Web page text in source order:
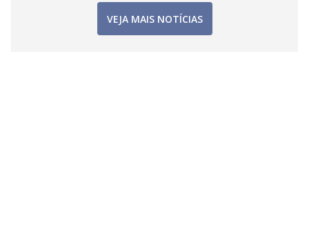
VEJA MAIS NOTÍCIAS